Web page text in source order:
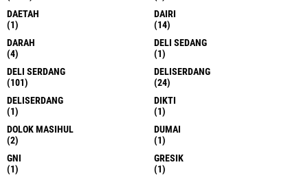
DAETAH
(1)
DAIRI
(14)
DARAH
(4)
DELI SEDANG
(1)
DELI SERDANG
(101)
DELISERDANG
(24)
DELISERDANG
(1)
DIKTI
(1)
DOLOK MASIHUL
(2)
DUMAI
(1)
GNI
(1)
GRESIK
(1)